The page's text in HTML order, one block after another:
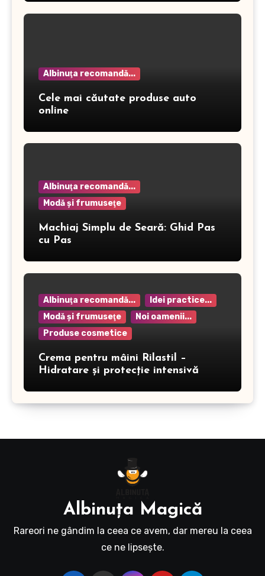
Albinuţa recomandă...
Cele mai căutate produse auto
online
Albinuţa recomandă...
Modă şi frumuseţe
Machiaj Simplu de Seară: Ghid Pas
cu Pas
Albinuţa recomandă...
Idei practice...
Modă şi frumuseţe
Noi oamenii...
Produse cosmetice
Crema pentru mâini Rilastil –
Hidratare și protecție intensivă
Albinuţa Magică
Rareori ne gândim la ceea ce avem, dar mereu la ceea
ce ne lipseşte.